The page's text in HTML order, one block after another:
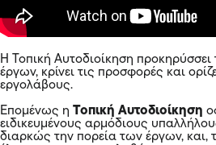
Η Τοπική Αυτοδιοίκηση
έργων, κρίνει τις προσφορές και
εργολάβους.
Επομένως η Τοπική Αυτοδιοίκηση
ειδικευμένους αρμόδιους
διαρκώς την πορεία των έργων, και,